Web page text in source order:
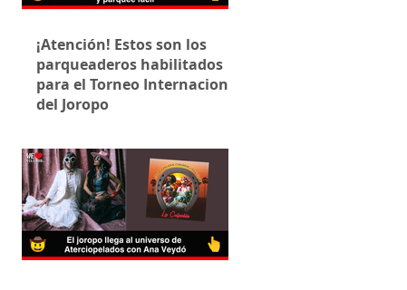
¡Atención! Estos son los
parqueaderos habilitados
para el Torneo Internacional
del Joropo